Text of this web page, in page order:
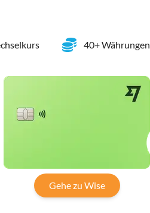
40+ Währungen
Gehe zu Wise